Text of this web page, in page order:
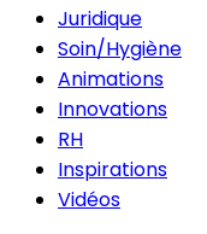
Juridique
Soin/Hygiène
Animations
Innovations
RH
Inspirations
Vidéos